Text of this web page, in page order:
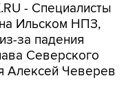
- Специалисты
Ильском НПЗ,
за падения
Северского
Алексей Чеверев